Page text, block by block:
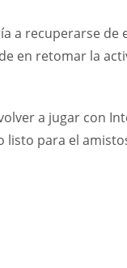
a recuperarse
en retomar la
a jugar con
para el